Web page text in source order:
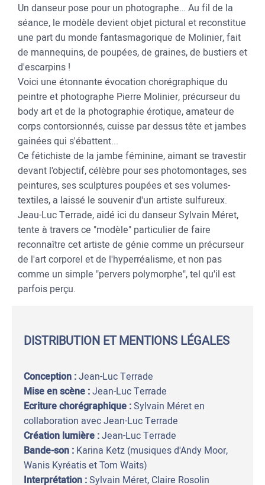
Un danseur pose pour un photographe… Au fil de la
séance, le modèle devient objet pictural et reconstitue
une part du monde fantasmagorique de Molinier, fait
de mannequins, de poupées, de graines, de bustiers et
d'escarpins !
Voici une étonnante évocation chorégraphique du
peintre et photographe Pierre Molinier, précurseur du
body art et de la photographie érotique, amateur de
corps contorsionnés, cuisse par dessus tête et jambes
gainées qui s'ébattent...
Ce fétichiste de la jambe féminine, aimant se travestir
devant l'objectif, célèbre pour ses photomontages, ses
peintures, ses sculptures poupées et ses volumes-
textiles, a laissé le souvenir d'un artiste sulfureux.
Jeau-Luc Terrade, aidé ici du danseur Sylvain Méret,
tente à travers ce "modèle" particulier de faire
reconnaître cet artiste de génie comme un précurseur
de l'art corporel et de l'hyperréalisme, et non pas
comme un simple "pervers polymorphe", tel qu'il est
parfois perçu.
DISTRIBUTION ET MENTIONS LÉGALES
Conception :Jean-Luc Terrade
Mise en scène :Jean-Luc Terrade
Ecriture chorégraphique :Sylvain Méret en
collaboration avec Jean-Luc Terrade
Création lumière :Jean-Luc Terrade
Bande-son : Karina Ketz (musiques d'Andy Moor,
Wanis Kyréatis et Tom Waits)
Interprétation :Sylvain Méret, Claire Rosolin